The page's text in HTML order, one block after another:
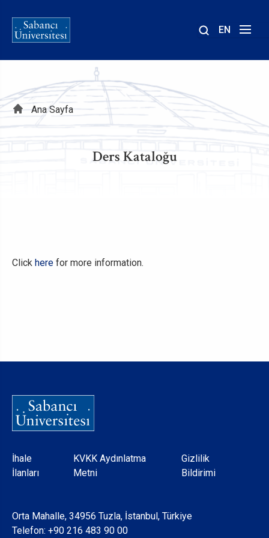
EN
Sayfa
yolu
Ana Sayfa
Ders Kataloğu
Click here for more information.
Dipnot
İhale
İlanları
KVKK Aydınlatma
Metni
Gizlilik
Bildirimi
Orta Mahalle, 34956 Tuzla, İstanbul, Türkiye
Telefon: +90 216 483 90 00